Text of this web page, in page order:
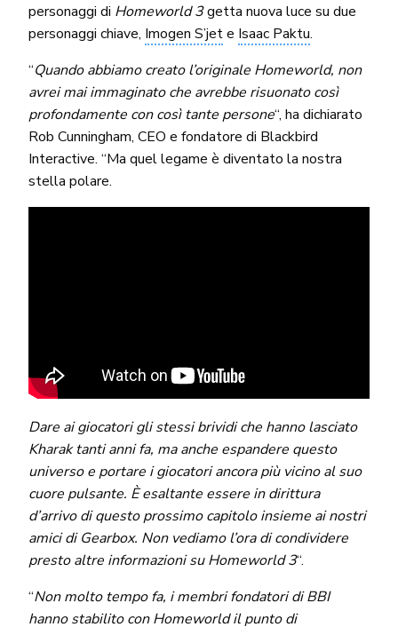
personaggi di Homeworld 3getta nuova luce su due
personaggi chiave, Imogen S’jete Isaac Paktu.
“Quando abbiamo creato l’originale Homeworld, non
avrei mai immaginato che avrebbe risuonato così
profondamente con così tante persone“, ha dichiarato
Rob Cunningham, CEO e fondatore di Blackbird
Interactive. “Ma quel legame è diventato la nostra
stella polare.
Dare ai giocatori gli stessi brividi che hanno lasciato
Kharak tanti anni fa, ma anche espandere questo
universo e portare i giocatori ancora più vicino al suo
cuore pulsante. È esaltante essere in dirittura
d’arrivo di questo prossimo capitolo insieme ai nostri
amici di Gearbox. Non vediamo l’ora di condividere
presto altre informazioni su Homeworld 3“.
“Non molto tempo fa, i membri fondatori di BBI
hanno stabilito con Homeworld il punto di